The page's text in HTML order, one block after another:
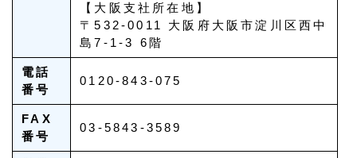
【大阪支社所在地】
〒532-0011 大阪府大阪市淀川区西中
島7-1-3 6階
電話
番号
0120-843-075
FAX
番号
03-5843-3589